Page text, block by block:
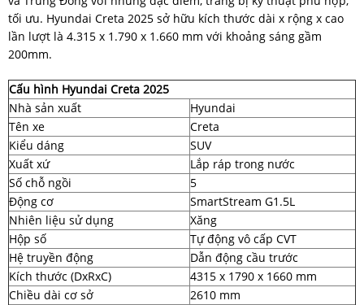
tối ưu. Hyundai Creta 2025 sở hữu kích thước dài x rộng x cao
lần lượt là 4.315 x 1.790 x 1.660 mm với khoảng sáng gầm
200mm.
Cấu hình Hyundai Creta 2025
Nhà sản xuất
Hyundai
Tên xe
Creta
Kiểu dáng
SUV
Xuất xứ
Lắp ráp trong nước
Số chỗ ngồi
5
Động cơ
SmartStream G1.5L
Nhiên liệu sử dụng
Xăng
Hộp số
Tự động vô cấp CVT
Hệ truyền động
Dẫn động cầu trước
Kích thước (DxRxC)
4315 x 1790 x 1660 mm
Chiều dài cơ sở
2610 mm